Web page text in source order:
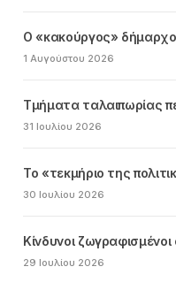
Ο «κακούργος»
1 Αυγούστου 2026
Τμήματα ταλαιπωρίας
31 Ιουλίου 2026
Το «τεκμήριο της
30 Ιουλίου 2026
Κίνδυνοι
29 Ιουλίου 2026